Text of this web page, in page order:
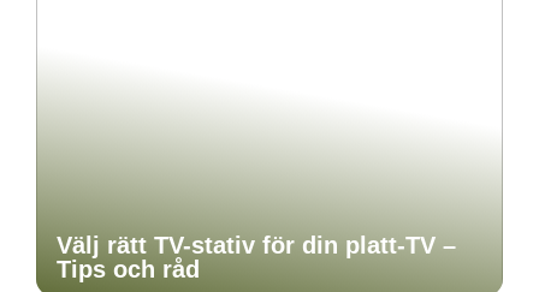
Välj rätt TV-stativ för din platt-TV –
Tips och råd